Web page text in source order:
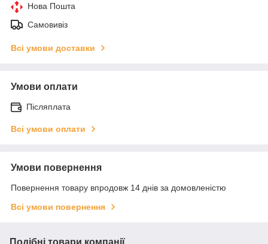
Нова Пошта
Самовивіз
Всі умови доставки
Умови оплати
Післяплата
Всі умови оплати
Умови повернення
Повернення товару впродовж 14 днів за домовленістю
Всі умови повернення
Подібні товари компанії